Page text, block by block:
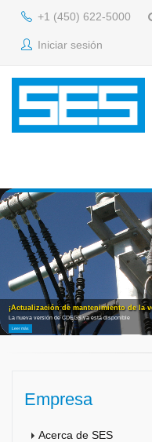
+1 (450) 622-5000
Iniciar sesión
¡Actualización de mantenimiento de la
La nueva versión de CDEGS ya está disponible
Leer más
Empresa
Acerca de SES